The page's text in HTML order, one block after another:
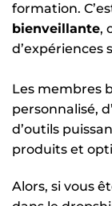
formation.
bienveillante,
d’expériences
Les membres
personnalisé,
d’outils
produits et
Alors, si vous